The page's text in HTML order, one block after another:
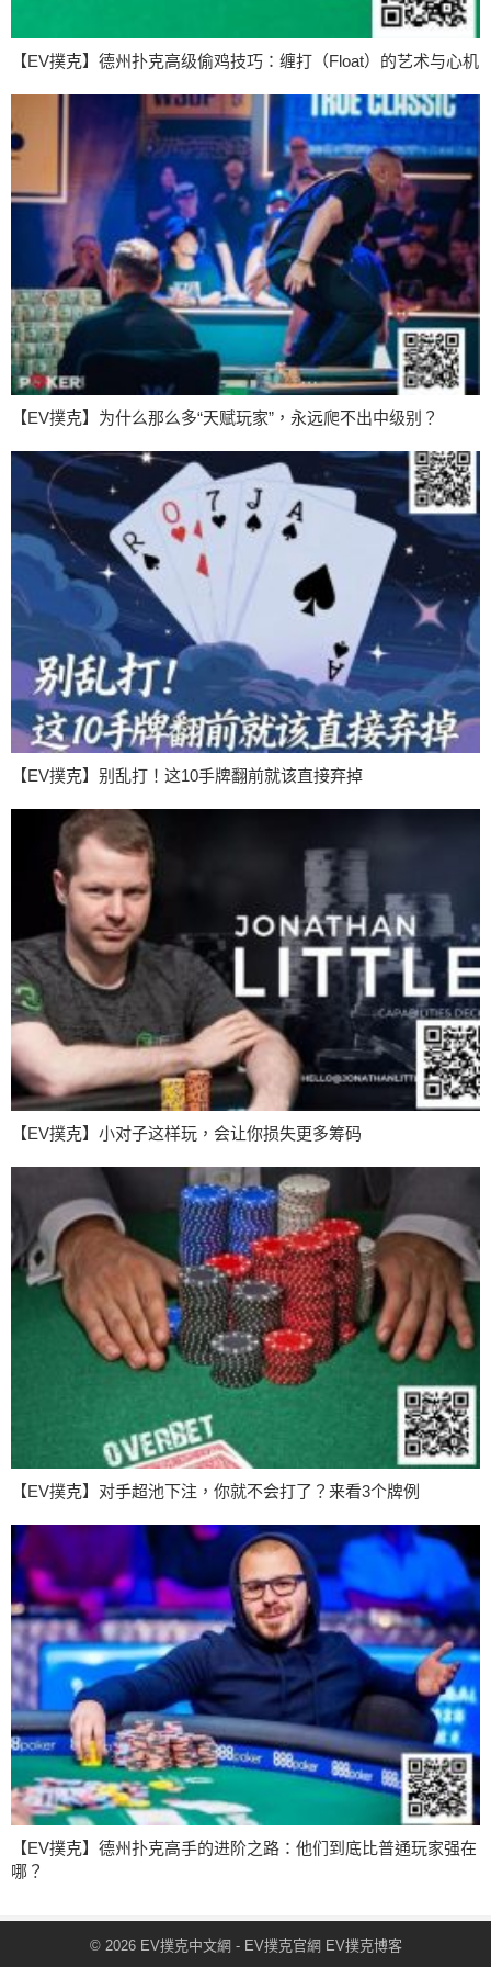
【EV撲克】德州扑克高级偷鸡技巧：缠打（Float）的艺术与心机
【EV撲克】为什么那么多“天赋玩家”，永远爬不出中级别？
【EV撲克】别乱打！这10手牌翻前就该直接弃掉
【EV撲克】小对子这样玩，会让你损失更多筹码
【EV撲克】对手超池下注，你就不会打了？来看3个牌例
【EV撲克】德州扑克高手的进阶之路：他们到底比普通玩家强在
哪？
© 2026 EV撲克中文網 - EV撲克官網 EV撲克博客